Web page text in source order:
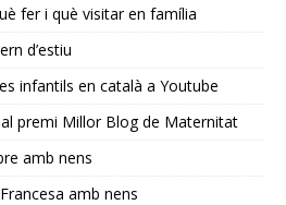
fer i què visitar en família
d’estiu
infantils en català a Youtube
premi Millor Blog de Maternitat
amb nens
amb nens